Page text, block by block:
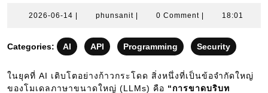
2026-06-14 2026-
14
phunsanit phunsanit0 Comment 18:01
Categories: AI API Programming Security
ในยุคที่ AI เติบโตอย่างก้าวกระโดด สิ่งหนึ่งที่เป็นข้อจำกัดใหญ่
ของโมเดลภาษาขนาดใหญ่ (LLMs) คือ “การขาดบริบท